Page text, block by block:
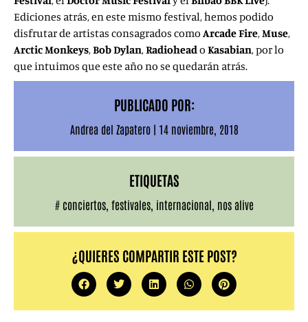
Ediciones atrás, en este mismo festival, hemos podido
disfrutar de artistas consagrados comoArcadeFire,Muse,
Arctic Monkeys,Bob Dylan,Radioheado Kasabian, por lo
que intuimos que este año no se quedarán atrás.
PUBLICADO POR:
Andrea del Zapatero | 14 noviembre, 2018
ETIQUETAS
# conciertos, festivales, internacional nos alive
¿QUIERES COMPARTIR ESTE POST?